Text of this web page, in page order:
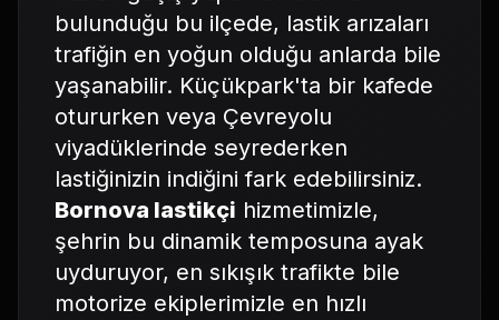
bulunduğu bu ilçede, lastik arızaları
trafiğin en yoğun olduğu anlarda bile
yaşanabilir. Küçükpark'ta bir kafede
otururken veya Çevreyolu
viyadüklerinde seyrederken
lastiğinizin indiğini fark edebilirsiniz.
Bornova lastikçi hizmetimizle,
şehrin bu dinamik temposuna ayak
uyduruyor, en sıkışık trafikte bile
motorize ekiplerimizle en hızlı